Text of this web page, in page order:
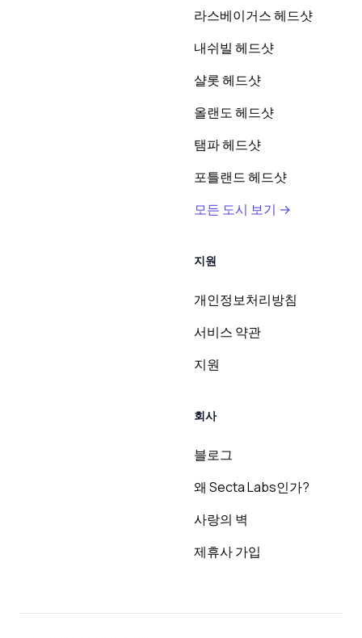
라스베이거스 헤드샷
내쉬빌 헤드샷
샬롯 헤드샷
올랜도 헤드샷
탬파 헤드샷
포틀랜드 헤드샷
모든 도시 보기 →
지원
개인정보처리방침
서비스 약관
지원
회사
블로그
왜 Secta Labs인가?
사랑의 벽
제휴사 가입